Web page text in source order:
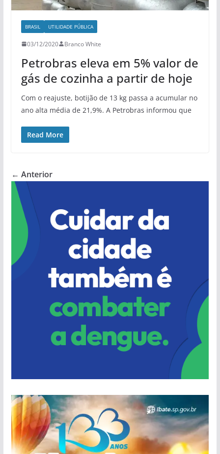
BRASIL UTILIDADE PÚBLICA
03/12/2020 Branco White
Petrobras eleva em 5% valor de
gás de cozinha a partir de hoje
Com o reajuste, botijão de 13 kg passa a acumular no
ano alta média de 21,9%. A Petrobras informou que
Read More
← Anterior